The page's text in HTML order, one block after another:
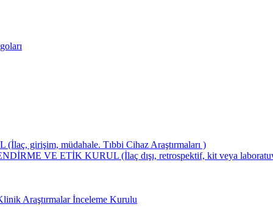
girişim, müdahale. Tıbbi Cihaz Araştırmaları )
VE ETİK KURUL (İlaç dışı, retrospektif, kit veya laboratuvar
Araştırmalar İnceleme Kurulu